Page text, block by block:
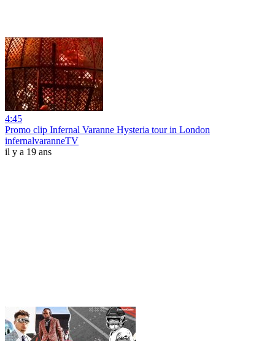
4:45
Promo clip Infernal Varanne Hysteria tour in London
infernalvaranneTV
il y a 19 ans